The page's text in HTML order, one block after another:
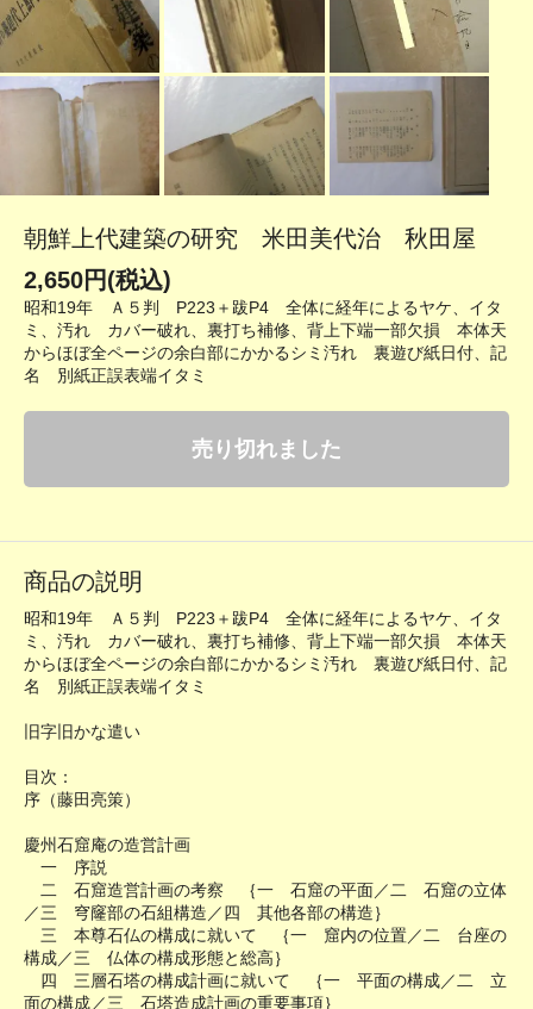
朝鮮上代建築の研究 米田美代治 秋田屋
2,650円(税込)
昭和19年 Ａ５判 P223＋跋P4 全体に経年によるヤケ、イタ
ミ、汚れ カバー破れ、裏打ち補修、背上下端一部欠損 本体天
からほぼ全ページの余白部にかかるシミ汚れ 裏遊び紙日付、記
名 別紙正誤表端イタミ
売り切れました
商品の説明
昭和19年 Ａ５判 P223＋跋P4 全体に経年によるヤケ、イタ
ミ、汚れ カバー破れ、裏打ち補修、背上下端一部欠損 本体天
からほぼ全ページの余白部にかかるシミ汚れ 裏遊び紙日付、記
名 別紙正誤表端イタミ
旧字旧かな遣い
目次：
序（藤田亮策）
慶州石窟庵の造営計画
一 序説
二 石窟造営計画の考察 ｛一 石窟の平面／二 石窟の立体
／三 穹窿部の石組構造／四 其他各部の構造｝
三 本尊石仏の構成に就いて ｛一 窟内の位置／二 台座の
構成／三 仏体の構成形態と総高｝
四 三層石塔の構成計画に就いて ｛一 平面の構成／二 立
面の構成／三 石塔造成計画の重要事項｝